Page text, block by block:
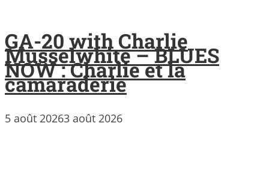
GA-20 with Charlie
Musselwhite – BLUES
NOW : Charlie et la
camaraderie
5 août 20263 août 2026